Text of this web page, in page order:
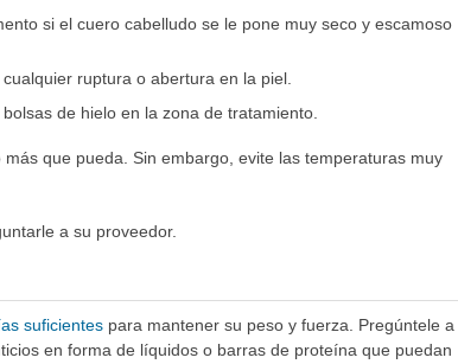
si el cuero cabelludo se le pone muy seco y escamoso
ruptura o abertura en la piel.
de hielo en la zona de tratamiento.
que pueda. Sin embargo, evite las temperaturas muy
a su proveedor.
suficientespara mantener su peso y fuerza. Pregúntele a
en forma de líquidos o barras de proteína que puedan